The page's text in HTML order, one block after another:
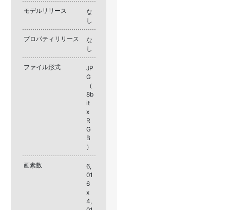
モデルリリース
な
し
プロパティリリース
な
し
ファイル形式
JP
G
（
8b
it
x
R
G
B
）
画素数
6,
01
6
x
4,